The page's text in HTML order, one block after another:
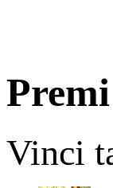
Premi
Vinci